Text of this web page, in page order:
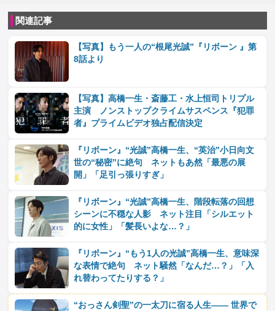
関連記事
【写真】もう一人の“根尾光誠”『リボーン 』第
8話より
【写真】高橋一生・斎藤工・水上恒司トリプル
主演 ノンストップクライムサスペンス『犯罪
者』プライムビデオ独占配信決定
『リボーン』“光誠”高橋一生、“英治”小日向文
世の“秘密”に絶句 ネットもあ然「最悪の展
開」「足引っ張りすぎ」
『リボーン』“光誠”高橋一生、階段転落の回想
シーンに不穏な人影 ネット注目「シルエット
的に女性」「髪長いよな…？」
『リボーン』“もう1人の光誠”高橋一生、意味深
な表情で絶句 ネット騒然「なんだ…？」「入
れ替わってたりする？」
“おっさん剣聖”の一太刀に宿る人生―― 世界で